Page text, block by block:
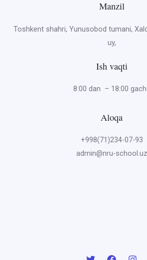
Manzil
Toshkent shahri, Yunusobod tumani,
uy,
Ish vaqti
8:00 dan – 18:00
Aloqa
+998(71)234-07-93
admin@nru-school.uz